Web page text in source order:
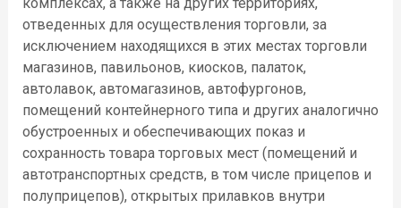
отведенных для осуществления торговли, за
исключением находящихся в этих местах торговли
магазинов, павильонов, киосков, палаток,
автолавок, автомагазинов, автофургонов,
помещений контейнерного типа и других аналогично
обустроенных и обеспечивающих показ и
сохранность товара торговых мест (помещений и
автотранспортных средств, в том числе прицепов и
полуприцепов), открытых прилавков внутри